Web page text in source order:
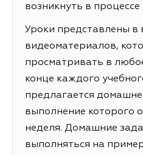
возникнуть в процессе
Уроки представлены в
видеоматериалов,
просматривать в
конце каждого
предлагается
выполнение которого
неделя. Домашние
выполняться на